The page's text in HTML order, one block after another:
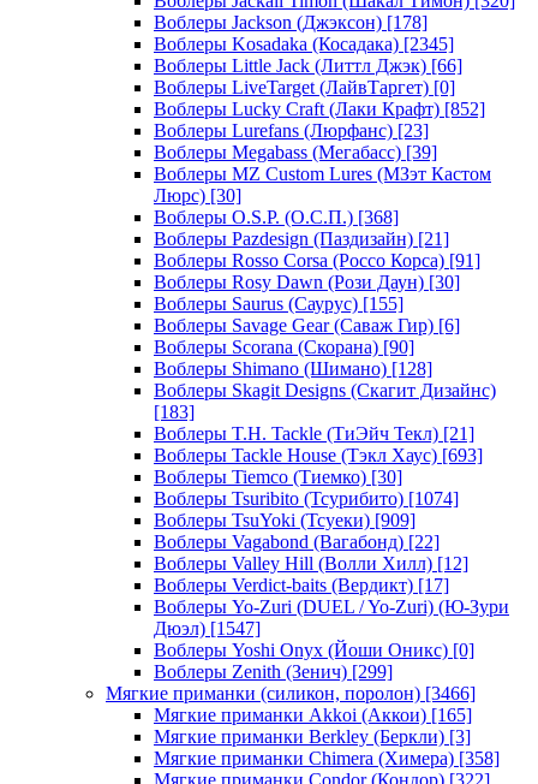
Воблеры Jackson (Джэксон) [178]
Воблеры Kosadaka (Косадака) [2345]
Воблеры Little Jack (Литтл Джэк) [66]
Воблеры LiveTarget (ЛайвТаргет) [0]
Воблеры Lucky Craft (Лаки Крафт) [852]
Воблеры Lurefans (Люрфанс) [23]
Воблеры Megabass (Мегабасс) [39]
Воблеры MZ Custom Lures (МЗэт Кастом
Люрс) [30]
Воблеры O.S.P. (О.С.П.) [368]
Воблеры Pazdesign (Паздизайн) [21]
Воблеры Rosso Corsa (Россо Корса) [91]
Воблеры Rosy Dawn (Рози Даун) [30]
Воблеры Saurus (Саурус) [155]
Воблеры Savage Gear (Саваж Гир) [6]
Воблеры Scorana (Скорана) [90]
Воблеры Shimano (Шимано) [128]
Воблеры Skagit Designs (Скагит Дизайнс)
[183]
Воблеры T.H. Tackle (ТиЭйч Текл) [21]
Воблеры Tackle House (Тэкл Хаус) [693]
Воблеры Tiemco (Тиемко) [30]
Воблеры Tsuribito (Тсурибито) [1074]
Воблеры TsuYoki (Тсуеки) [909]
Воблеры Vagabond (Вагабонд) [22]
Воблеры Valley Hill (Волли Хилл) [12]
Воблеры Verdict-baits (Вердикт) [17]
Воблеры Yo-Zuri (DUEL / Yo-Zuri) (Ю-Зури
Дюэл) [1547]
Воблеры Yoshi Onyx (Йоши Оникс) [0]
Воблеры Zenith (Зенич) [299]
Мягкие приманки (силикон, поролон) [3466]
Мягкие приманки Akkoi (Аккои) [165]
Мягкие приманки Berkley (Беркли) [3]
Мягкие приманки Chimera (Химера) [358]